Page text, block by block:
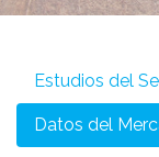
Estudios del
Datos del